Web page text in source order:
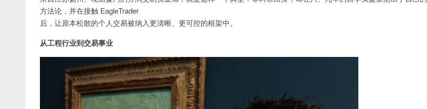
方法论，并在接触 EagleTrader
后，让原本松散的个人交易被纳入更清晰、更可控的框架中。
从工程行业到交易事业